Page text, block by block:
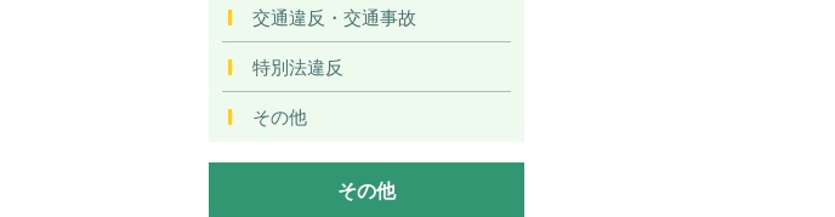
交通違反・交通事故
特別法違反
その他
その他